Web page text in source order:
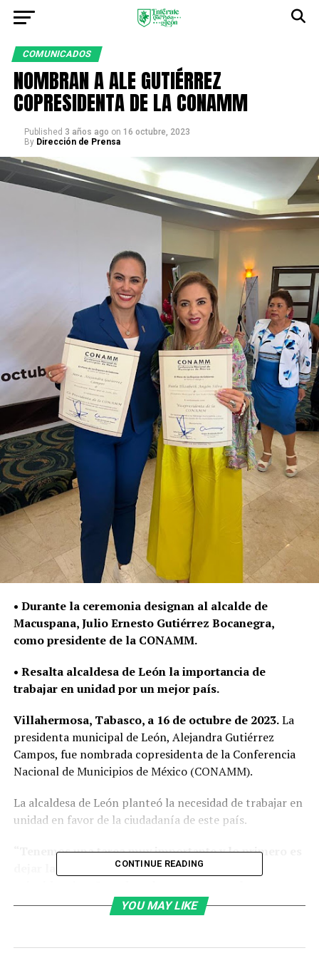
COMUNICADOS
NOMBRAN A ALE GUTIÉRREZ
COPRESIDENTA DE LA CONAMM
Published 3 años ago on 16 octubre, 2023
By Dirección de Prensa
• Durante la ceremonia designan al alcalde de
Macuspana, Julio Ernesto Gutiérrez Bocanegra,
como presidente de la CONAMM.
• Resalta alcaldesa de León la importancia de
trabajar en unidad por un mejor país.
Villahermosa, Tabasco, a 16 de octubre de 2023.La
presidenta municipal de León, Alejandra Gutiérrez
Campos, fue nombrada copresidenta de la Conferencia
Nacional de Municipios de México (CONAMM).
La alcaldesa de León planteó la necesidad de trabajar en
unidad en favor de la ciudadanía de este país.
“Tenemos una tarea muy importante y lo primero es
dejar las diferencias y buscar cuáles son las
diferencias las cosas no avanzan, y cuando vemos
las coincidencias hay puntos de encuentro en los
CONTINUE READING
YOU MAY LIKE